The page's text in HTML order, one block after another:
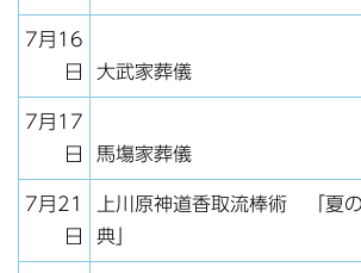
7月16
日
大武家葬儀
7月17
日
馬塲家葬儀
7月21
日
上川原神道香取流棒術 「夏
典」